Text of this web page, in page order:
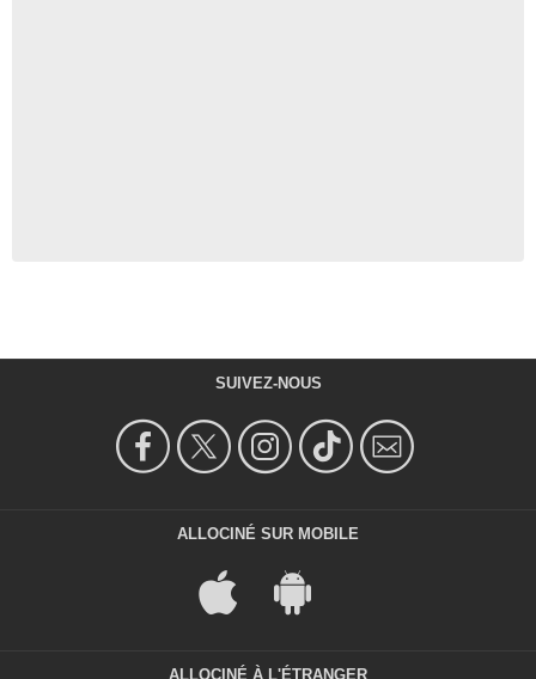
SUIVEZ-NOUS
ALLOCINÉ SUR MOBILE
ALLOCINÉ À L'ÉTRANGER